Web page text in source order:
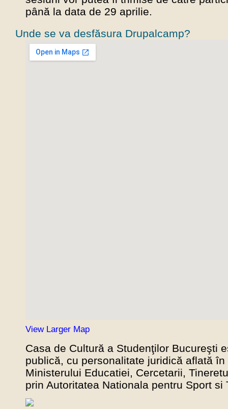
până la data de 29 aprilie.
Unde se va desfăsura Drupalcamp?
View Larger Map
Casa de Cultură a Studenţilor Bucureşti
publică, cu personalitate juridică aflată
Ministerului Educatiei, Cercetarii,
prin Autoritatea Nationala pentru Sport si